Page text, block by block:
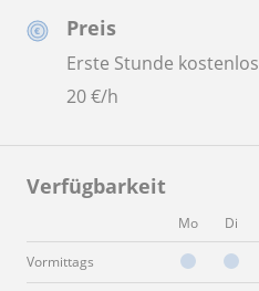
Preis
Erste Stunde kostenlos
20€/h
Verfügbarkeit
Mo Di
Vormittags